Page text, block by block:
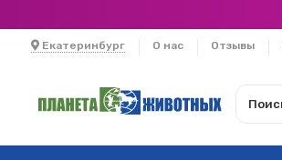
Екатеринбург О нас Отзывы